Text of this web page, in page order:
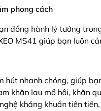
phong cách
đồng hành lý tưởng
MS41 giúp bạn luôn
hút nhanh chóng, giúp
khăn lau mồ hôi, khăn
kháng khuẩn tiên